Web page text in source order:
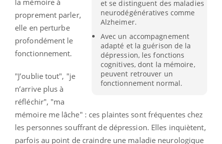
et se distinguent des maladies
neurodégénératives comme
Alzheimer.
Avec un accompagnement
adapté et la guérison de la
dépression, les fonctions
cognitives, dont la mémoire,
peuvent retrouver un
fonctionnement normal.
la mémoire à
proprement parler,
elle en perturbe
profondément le
fonctionnement.
"J’oublie tout", "je
n’arrive plus à
réfléchir", "ma
mémoire me lâche" : ces plaintes sont fréquentes chez
les personnes souffrant de dépression. Elles inquiètent,
parfois au point de craindre une maladie neurologique